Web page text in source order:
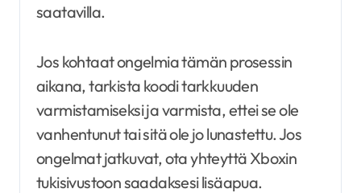
saatavilla.
Jos kohtaat ongelmia tämän prosessin
aikana, tarkista koodi tarkkuuden
varmistamiseksi ja varmista, ettei se ole
vanhentunut tai sitä ole jo lunastettu. Jos
ongelmat jatkuvat, ota yhteyttä Xboxin
tukisivustoon saadaksesi lisäapua.